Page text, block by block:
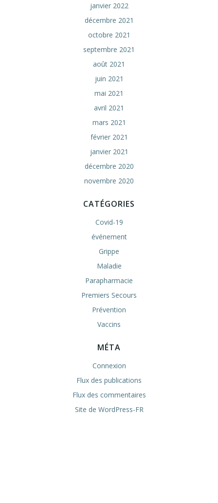
janvier 2022
décembre 2021
octobre 2021
septembre 2021
août 2021
juin 2021
mai 2021
avril 2021
mars 2021
février 2021
janvier 2021
décembre 2020
novembre 2020
CATÉGORIES
Covid-19
événement
Grippe
Maladie
Parapharmacie
Premiers Secours
Prévention
Vaccins
MÉTA
Connexion
Flux des publications
Flux des commentaires
Site de WordPress-FR